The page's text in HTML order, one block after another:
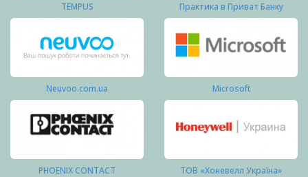
TEMPUS Практика в Приват Банку
Neuvoo.com.ua Microsoft
PHOENIX CONTACT ТОВ «Хоневелл Україна»